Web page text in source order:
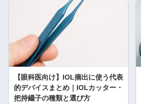
【眼科医向け】IOL摘出に使う代表
的デバイスまとめ｜IOLカッター・
把持鑷子の種類と選び方